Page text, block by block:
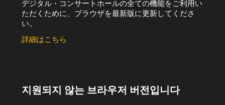
デジタル・コンサートホールの全ての機能をご利用い
ただくために、ブラウザを最新版に更新してくださ
い。
詳細はこちら
지원되지 않는 브라우저 버전입니다